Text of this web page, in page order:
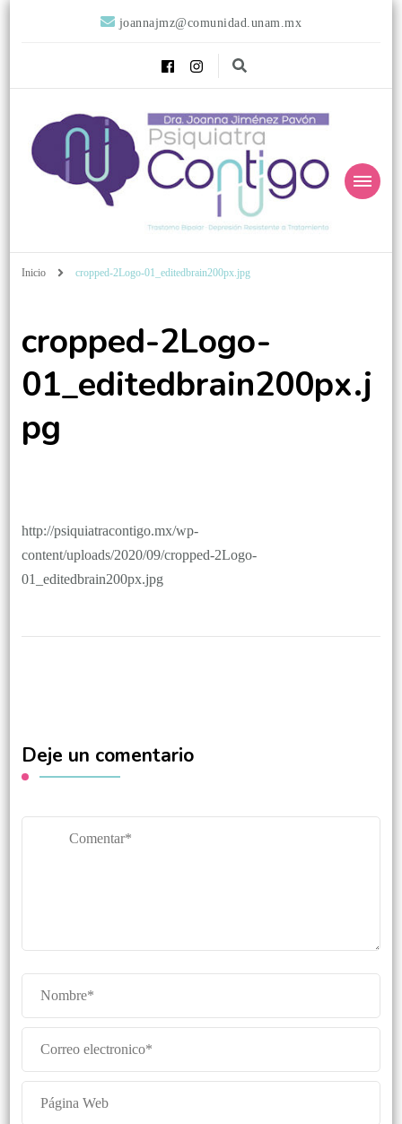
joannajmz@comunidad.unam.mx
Psiquiatra
Contigo
Inicio cropped-2Logo-01_editedbrain200px.jpg
cropped-2Logo-
01_editedbrain200px.j
pg
http://psiquiatracontigo.mx/wp-
content/uploads/2020/09/cropped-2Logo-
01_editedbrain200px.jpg
Deje un comentario